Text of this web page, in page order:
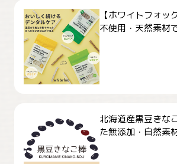
【ホワイトフォッ
不使用・天然素材
北海道産黒豆きな
た無添加・自然素